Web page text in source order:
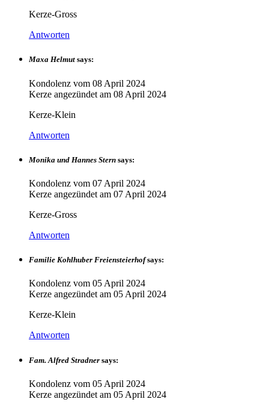
Kerze-Gross
Antworten
Maxa Helmut says:
Kondolenz vom 08 April 2024
Kerze angezündet am 08 April 2024
Kerze-Klein
Antworten
Monika und Hannes Stern says:
Kondolenz vom 07 April 2024
Kerze angezündet am 07 April 2024
Kerze-Gross
Antworten
Familie Kohlhuber Freiensteierhof says:
Kondolenz vom 05 April 2024
Kerze angezündet am 05 April 2024
Kerze-Klein
Antworten
Fam. Alfred Stradner says:
Kondolenz vom 05 April 2024
Kerze angezündet am 05 April 2024